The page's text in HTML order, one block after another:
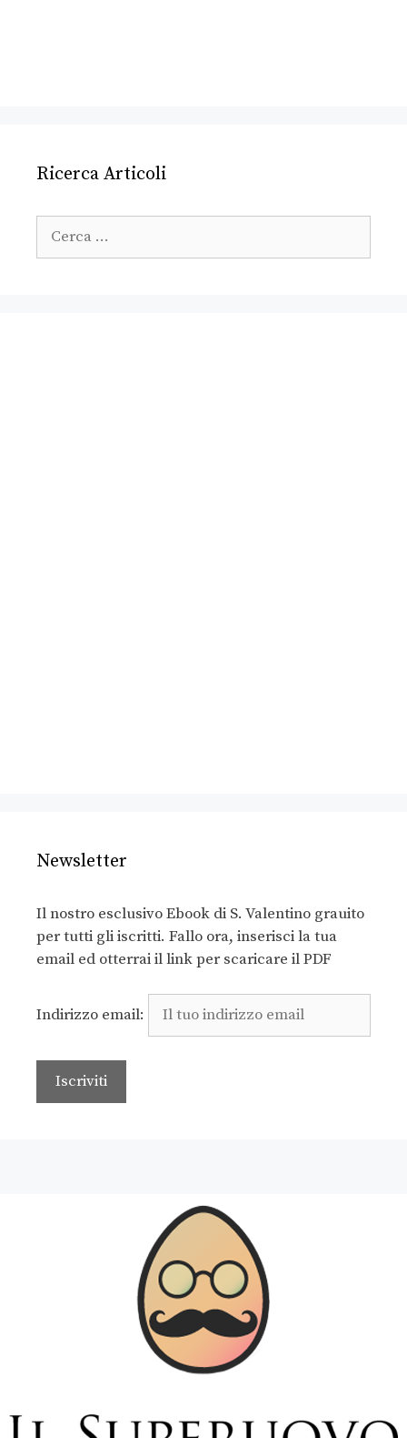
Ricerca Articoli
Newsletter
Il nostro esclusivo Ebook di S. Valentino grauito
per tutti gli iscritti. Fallo ora, inserisci la tua
email ed otterrai il link per scaricare il PDF
Indirizzo email: